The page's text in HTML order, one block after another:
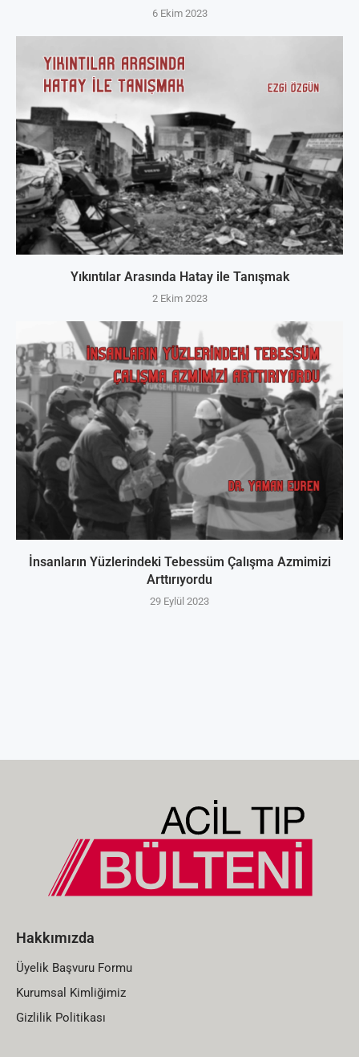
6 Ekim 2023
Yıkıntılar Arasında Hatay ile Tanışmak
2 Ekim 2023
İnsanların Yüzlerindeki Tebessüm Çalışma Azmimizi
Arttırıyordu
29 Eylül 2023
Hakkımızda
Üyelik Başvuru Formu
Kurumsal Kimliğimiz
Gizlilik Politikası